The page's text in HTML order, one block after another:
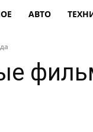
АВТО